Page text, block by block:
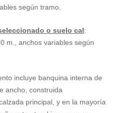
según tramo.
o suelo cal:
m ., anchos variables según
incluye banquina interna de
ancho, construida
principal, y en la mayoría